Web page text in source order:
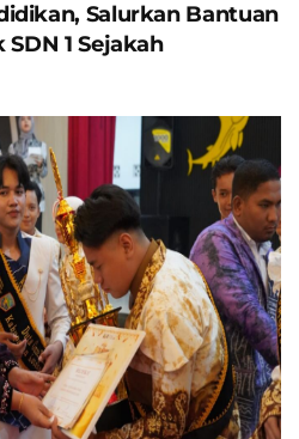
Salurkan Bantuan
1 Sejakah